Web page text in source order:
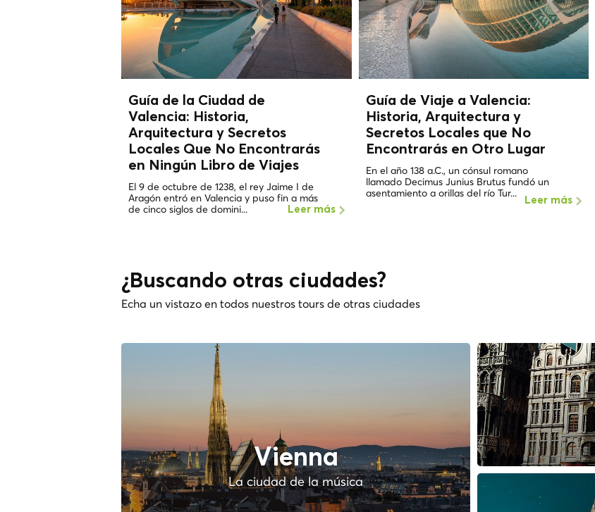
Guía de la Ciudad de
Valencia: Historia,
Arquitectura y Secretos
Locales Que No Encontrarás
en Ningún Libro de Viajes
El 9 de octubre de 1238, el rey Jaime I de
Aragón entró en Valencia y puso fin a más
de cinco siglos de domini...
Leer más
Guía de Viaje a Valencia:
Historia, Arquitectura y
Secretos Locales que No
Encontrarás en Otro Lugar
En el año 138 a.C., un cónsul romano
llamado Decimus Junius Brutus fundó un
asentamiento a orillas del río Tur...
Leer más
¿Buscando otras ciudades?
Echa un vistazo en todos nuestros tours de otras ciudades
Vienna
La ciudad de la música